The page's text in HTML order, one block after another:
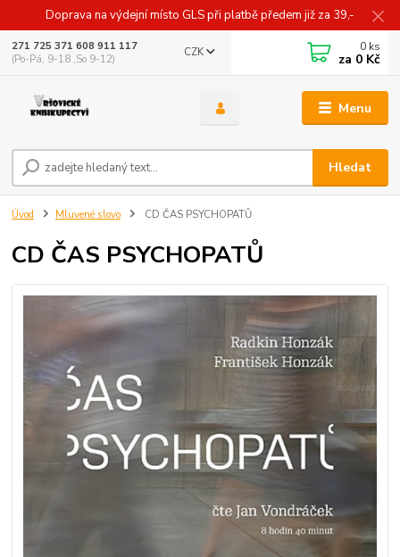
Doprava na výdejní místo GLS při platbě předem již za 39,-
Menu
CZK
Hledat
271 725 371 608 911 117
(Po-Pá, 9-18 ,So 9-12)
0 ks
za 0 Kč
Úvod Mluvené slovo CD ČAS PSYCHOPATŮ
CD ČAS PSYCHOPATŮ